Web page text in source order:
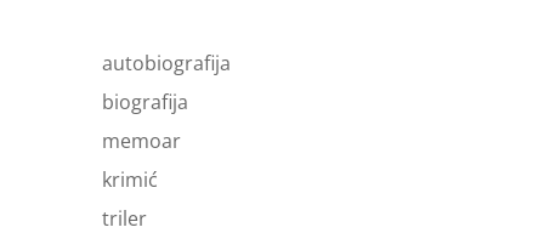
autobiografija
biografija
memoar
krimić
triler